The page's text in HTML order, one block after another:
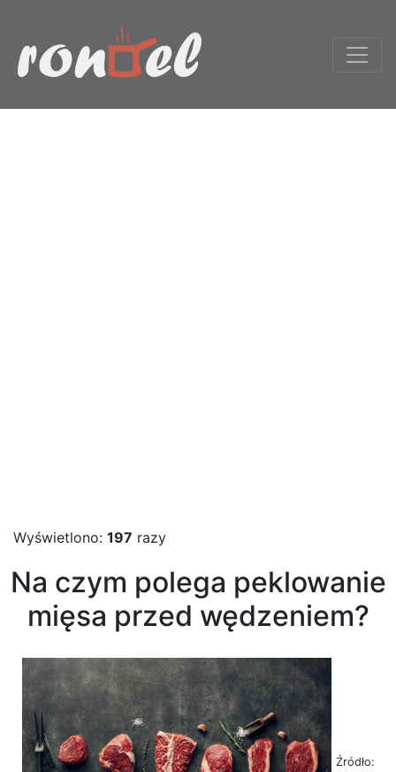
Wyświetlono: 197 razy
Na czym polega peklowanie
mięsa przed wędzeniem?
Źródło: